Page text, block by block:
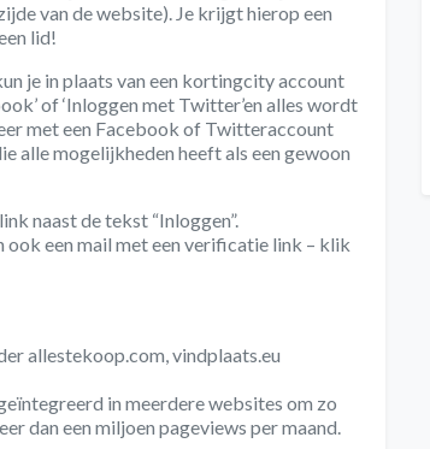
van de website). Je krijgt hierop een
lid!
je in plaats van een kortingcity account
of ‘Inloggen met Twitter’en alles wordt
met een Facebook of Twitteraccount
alle mogelijkheden heeft als een gewoon
naast de tekst “Inloggen”.
ook een mail met een verificatie link – klik
allestekoop.com, vindplaats.eu
in meerdere websites om zo
dan een miljoen pageviews per maand.